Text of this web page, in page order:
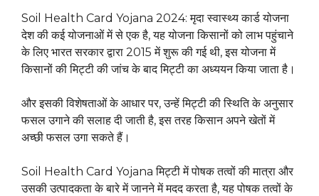
Soil Health Card Yojana 2024: मृदा स्वास्थ्य कार्ड योजना
देश की कई योजनाओं में से एक है, यह योजना किसानों को लाभ पहुंचाने
के लिए भारत सरकार द्वारा 2015 में शुरू की गई थी, इस योजना में
किसानों की मिट्टी की जांच के बाद मिट्टी का अध्ययन किया जाता है।
और इसकी विशेषताओं के आधार पर, उन्हें मिट्टी की स्थिति के अनुसार
फसल उगाने की सलाह दी जाती है, इस तरह किसान अपने खेतों में
अच्छी फसल उगा सकते हैं।
Soil Health Card Yojana मिट्टी में पोषक तत्वों की मात्रा और
उसकी उत्पादकता के बारे में जानने में मदद करता है, यह पोषक तत्वों के